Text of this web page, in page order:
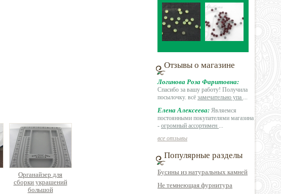
Органайзер для
сборки украшений
большой
Отзывы о магазине
Логинова Роза Фаритовна:
Спасибо за вашу работу! Получила
посылочку. всё замечательно упа ...
Елена Алексеева: Являемся
постоянными покупателями магазина
- огромный ассортимен ...
все отзывы
Популярные разделы
Бусины из натуральных камней
Не темнеющая фурнитура